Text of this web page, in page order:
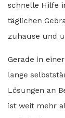
schnelle Hilfe
täglichen
zuhause und
Gerade in
lange
Lösungen an
ist weit mehr